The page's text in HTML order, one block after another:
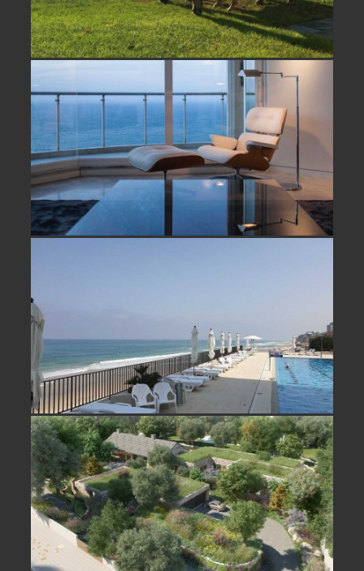
דירה עם נוף לים למכירה בהרצליה
פיתוח- נמכר
נחלה למכירה ברשפון, נדירה ובמיקום
ייחודי- נמכר